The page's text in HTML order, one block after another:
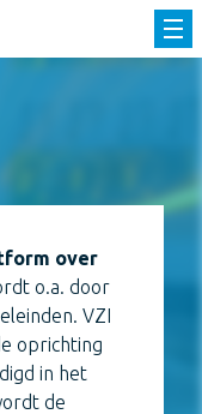
over
o.a. door
VZI
oprichting
in het
de